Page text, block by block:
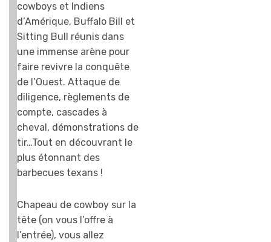
cowboys et Indiens
d’Amérique, Buffalo Bill et
Sitting Bull réunis dans
une immense arène pour
faire revivre la conquête
de l’Ouest. Attaque de
diligence, règlements de
compte, cascades à
cheval, démonstrations de
tir…Tout en découvrant le
plus étonnant des
barbecues texans !
Chapeau de cowboy sur la
tête (on vous l’offre à
l’entrée), vous allez